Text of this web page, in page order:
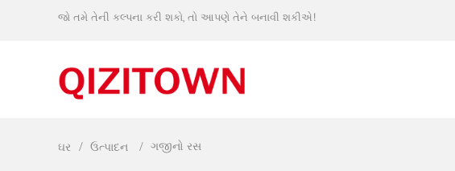
જો તમે તેની કલ્પના કરી શકો, તો આપણે તેને બનાવી શકીએ!
ઘર ઉત્પાદન ગજીનો રસ